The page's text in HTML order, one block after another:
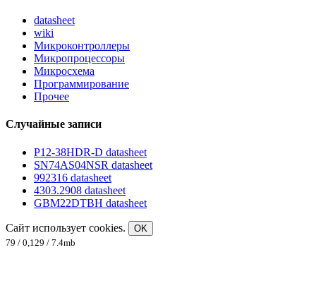
datasheet
wiki
Микроконтроллеры
Микропроцессоры
Микросхема
Программирование
Прочее
Случайные записи
P12-38HDR-D datasheet
SN74AS04NSR datasheet
992316 datasheet
4303.2908 datasheet
GBM22DTBH datasheet
Сайт использует cookies.
OK
79 / 0,129 / 7.4mb